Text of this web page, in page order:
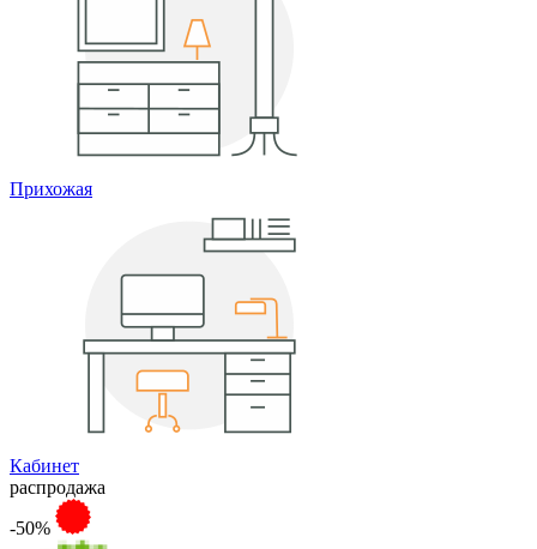
Прихожая
Кабинет
распродажа
-50%